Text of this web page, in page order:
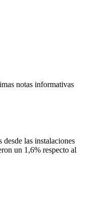
notas informativas